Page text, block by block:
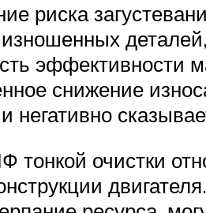
риска
изношенных
эффективности
снижение
негативно
тонкой очистки